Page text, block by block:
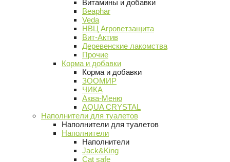
Витамины и добавки
Beaphar
Veda
НВЦ Агроветзащита
Вит-Актив
Деревенские лакомства
Прочие
Корма и добавки
Корма и добавки
ЗООМИР
ЧИКА
Аква-Меню
AQUA CRYSTAL
Наполнители для туалетов
Наполнители для туалетов
Наполнители
Наполнители
Jack&King
Cat safe